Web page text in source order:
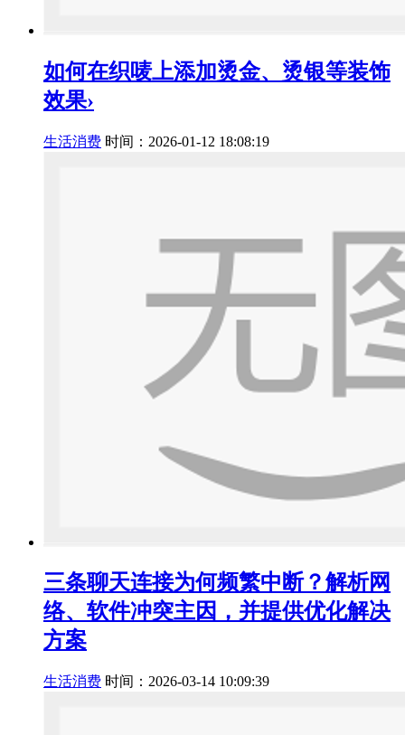
如何在织唛上添加烫金、烫银等装饰
效果›
生活消费 时间：2026-01-12 18:08:19
三条聊天连接为何频繁中断？解析网
络、软件冲突主因，并提供优化解决
方案
生活消费 时间：2026-03-14 10:09:39